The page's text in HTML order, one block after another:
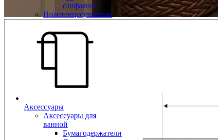
санфаянса
Полотенцесушители
Аксессуары
Аксессуары для
ванной
Бумагодержатели